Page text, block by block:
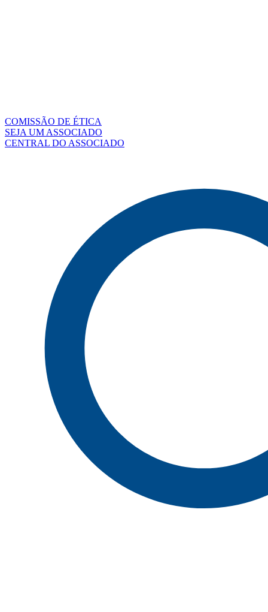
COMISSÃO DE ÉTICA
SEJA UM ASSOCIADO
CENTRAL DO ASSOCIADO